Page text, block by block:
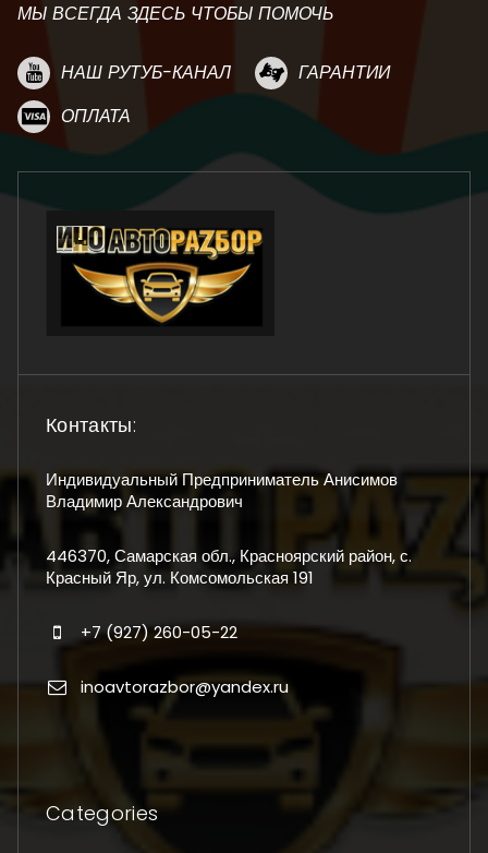
МЫ ВСЕГДА ЗДЕСЬ ЧТОБЫ ПОМОЧЬ
НАШ РУТУБ-КАНАЛ
ГАРАНТИИ
ОПЛАТА
Контакты:
Индивидуальный Предприниматель Анисимов
Владимир Александрович
446370, Самарская обл., Красноярский район, с.
Красный Яр, ул. Комсомольская 191
+7 (927) 260-05-22
inoavtorazbor@yandex.ru
Categories